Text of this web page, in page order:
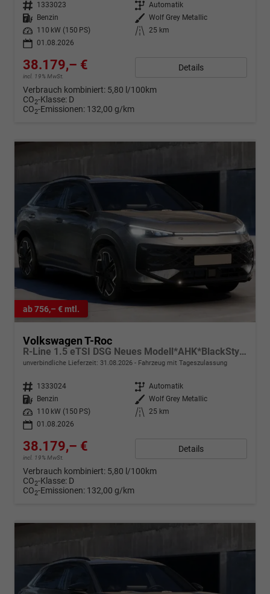
Fahrzeugnr. 1333023 Getriebe Automatik
Kraftstoff
Benzin Außenfarbe Wolf Grey Metallic
Leistung
110 kW (150 PS) Kilometerstand
25 km
01.08.2026
38.179,– €
incl. 19% MwSt.
Details
Verbrauch kombiniert: 5,80 l/100km
CO2-Klasse: D
CO2-Emissionen: 132,00 g/km
ab 756,– € mtl.
Volkswagen T-Roc
R-Line 1.5 eTSI DSG Neues Modell*AHK*BlackStyle*Matrix*19"*Android Auto*EasyOpen*SHZ*Kamera*ParkAsstPro*ACC*Keyless
unverbindliche Lieferzeit: 31.08.2026 Fahrzeug mit Tageszulassung
Fahrzeugnr. 1333024 Getriebe Automatik
Kraftstoff
Benzin Außenfarbe Wolf Grey Metallic
Leistung
110 kW (150 PS) Kilometerstand
25 km
01.08.2026
38.179,– €
incl. 19% MwSt.
Details
Verbrauch kombiniert: 5,80 l/100km
CO2-Klasse: D
CO2-Emissionen: 132,00 g/km